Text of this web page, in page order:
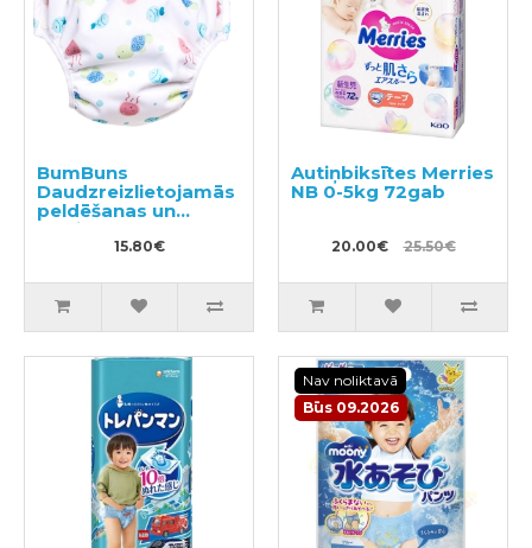
BumBuns
Daudzreizlietojamās
peldēšanas un
podiņmācību
autiņbiksīte S 8–11kg
15.80€
Autiņbiksītes Merries
NB 0-5kg 72gab
20.00€ 25.50€
Nav noliktavā
Būs 09.2026